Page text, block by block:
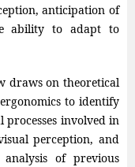
anticipation of
ability to adapt to
draws on theoretical
to identify
involved in
perception, and
analysis of previous